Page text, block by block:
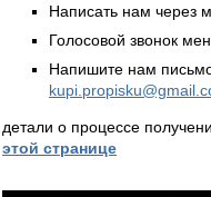
Написать нам через
Голосовой звонок
Напишите нам
детали о процессе
этой странице